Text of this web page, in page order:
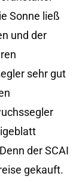
Sonne ließ
und der
sehr gut
der SCAI
gekauft.